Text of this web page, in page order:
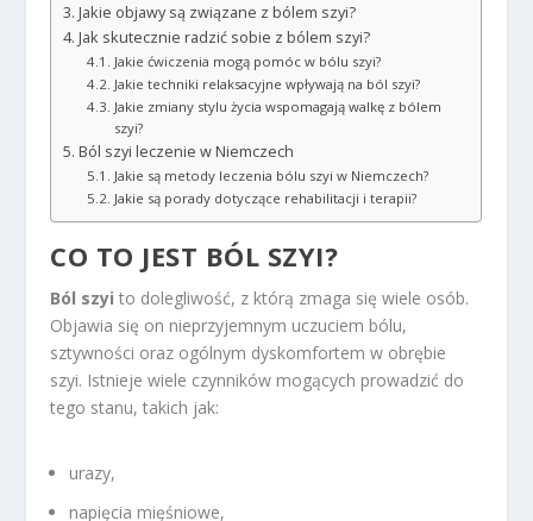
Jakie objawy są związane z bólem szyi?
Jak skutecznie radzić sobie z bólem szyi?
Jakie ćwiczenia mogą pomóc w bólu szyi?
Jakie techniki relaksacyjne wpływają na ból szyi?
Jakie zmiany stylu życia wspomagają walkę z bólem
szyi?
Ból szyi leczenie w Niemczech
Jakie są metody leczenia bólu szyi w Niemczech?
Jakie są porady dotyczące rehabilitacji i terapii?
CO TO JEST BÓL SZYI?
Ból szyi to dolegliwość, z którą zmaga się wiele osób.
Objawia się on nieprzyjemnym uczuciem bólu,
sztywności oraz ogólnym dyskomfortem w obrębie
szyi. Istnieje wiele czynników mogących prowadzić do
tego stanu, takich jak:
urazy,
napięcia mięśniowe,